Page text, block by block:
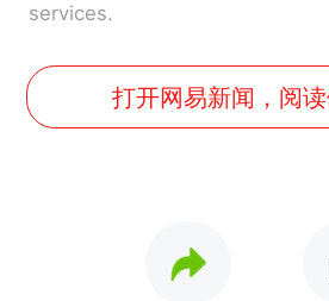
services.
打开网易新闻，阅